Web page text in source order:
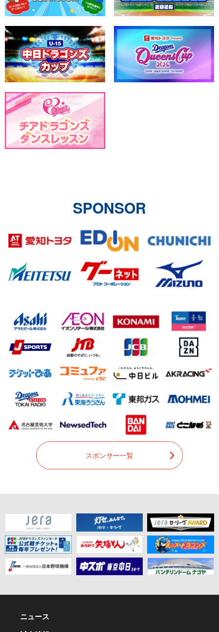
球団オフィシャル・ゴールドスポンサー『中日ビル』より、
応援メッセージパネルを贈呈
2026/7/29
8/4 「山城夜景！鵜飼！夜も熱い!!岐阜市デー」抽選会実施の
お知らせ
2026/7/29
来場者全員にプレゼント！
SPONSOR
スポンサー一覧
ニュース